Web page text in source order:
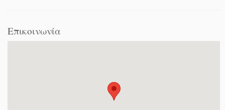
Επικοινωνία